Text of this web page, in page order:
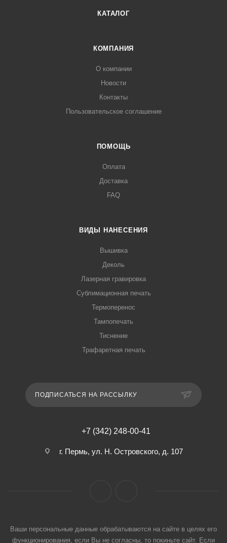
КАТАЛОГ
КОМПАНИЯ
О компании
Новости
Контакты
Пользовательское соглашение
ПОМОЩЬ
Оплата
Доставка
FAQ
ВИДЫ НАНЕСЕНИЯ
Вышивка
Деколь
Лазерная гравировка
Сублимационная печать
Термоперенос
Тампопечать
Тиснение
Трафаретная печать
ПОДПИСАТЬСЯ НА РАССЫЛКУ
+7 (342) 248-00-41
г. Пермь, ул. Н. Островского, д. 107
Ваши персональные данные обрабатываются на сайте в целях его
функционирования, если Вы не согласны, то покиньте сайт. Если